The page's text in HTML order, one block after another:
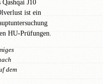
Qashqai J10
ist ein
HU-Prüfungen.
dem